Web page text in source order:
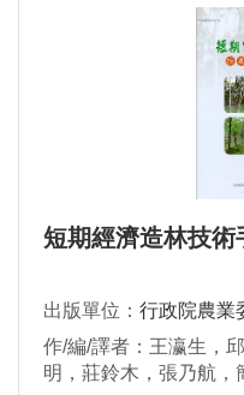
短期經濟造林技術
出版單位： 行政院農業
作/編/譯者：王瀛生，
明，莊鈴木，張乃航，